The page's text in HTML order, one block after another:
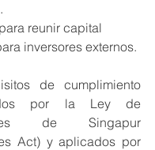
reunir capital
inversores externos.
de cumplimiento
por la Ley de
de Singapur
Act) y aplicados por